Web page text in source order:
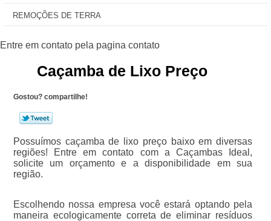
REMOÇÕES DE TERRA
Caçamba de Lixo Preço
Gostou? compartilhe!
Possuímos caçamba de lixo preço baixo em diversas
regiões! Entre em contato com a Caçambas Ideal,
solicite um orçamento e a disponibilidade em sua
região.
Escolhendo nossa empresa você estará optando pela
maneira ecologicamente correta de eliminar resíduos